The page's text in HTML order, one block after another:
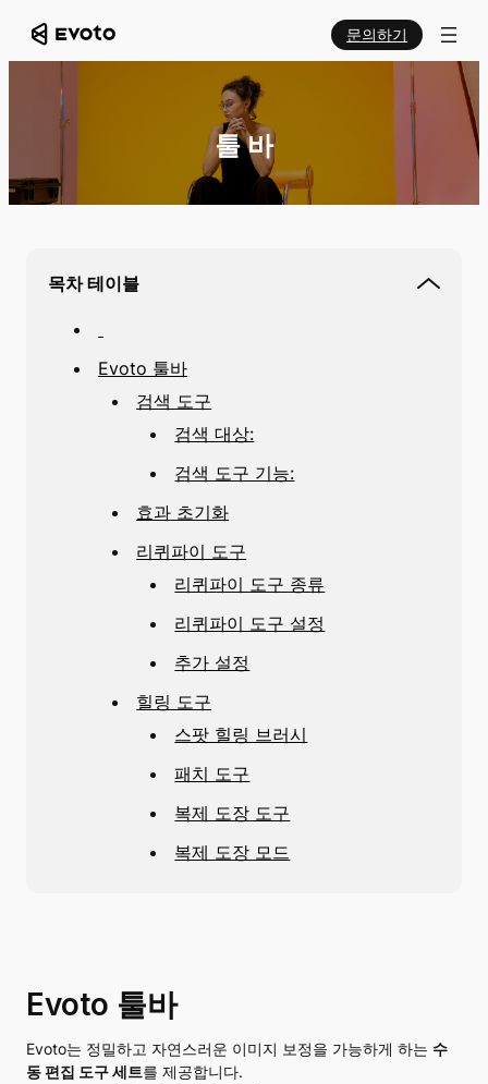
문의하기
툴 바
목차 테이블
Evoto 툴바
검색 도구
검색 대상:
검색 도구 기능:
효과 초기화
리퀴파이 도구
리퀴파이 도구 종류
리퀴파이 도구 설정
추가 설정
힐링 도구
스팟 힐링 브러시
패치 도구
복제 도장 도구
복제 도장 모드
Evoto 툴바
Evoto는 정밀하고 자연스러운 이미지 보정을 가능하게 하는 수
동 편집 도구 세트를 제공합니다.